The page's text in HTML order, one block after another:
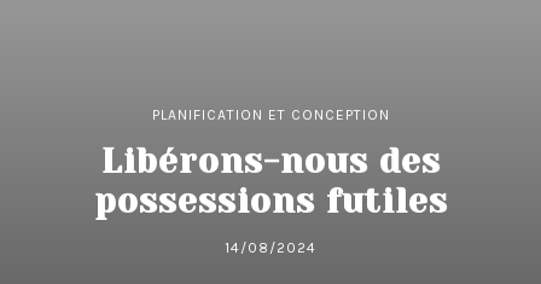
PLANIFICATION ET CONCEPTION
Libérons-nous des
possessions futiles
14/08/2024